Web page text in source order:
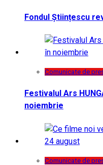
Fondul Științescu
Comunicate de
Festivalul Ars
noiembrie
Comunicate de